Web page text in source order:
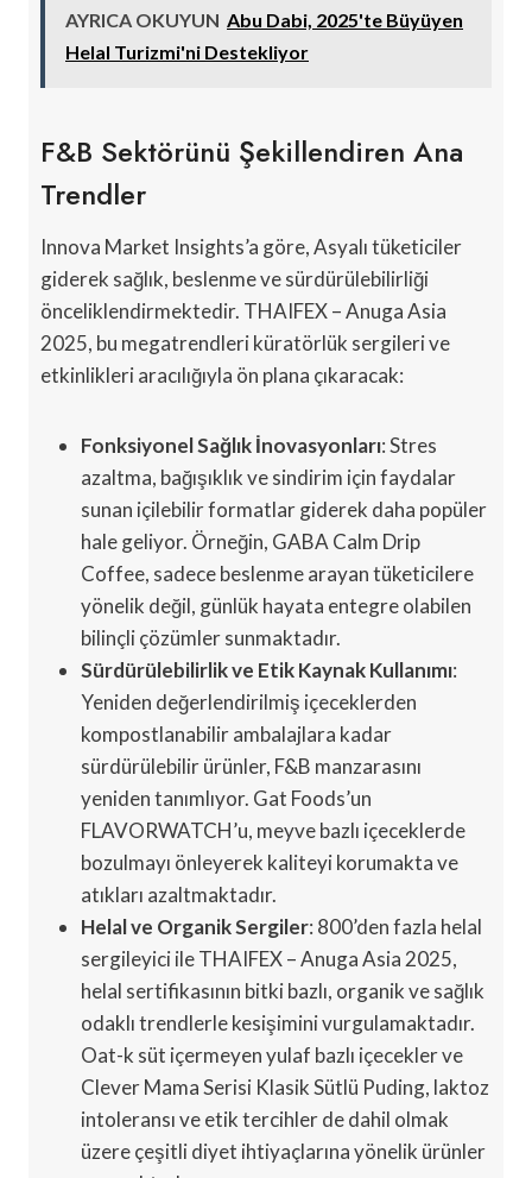
AYRICA OKUYUN Abu Dabi, 2025'te Büyüyen
Helal Turizmi'ni Destekliyor
F&B Sektörünü Şekillendiren Ana
Trendler
Innova Market Insights’a göre, Asyalı tüketiciler
giderek sağlık, beslenme ve sürdürülebilirliği
önceliklendirmektedir. THAIFEX – Anuga Asia
2025, bu megatrendleri küratörlük sergileri ve
etkinlikleri aracılığıyla ön plana çıkaracak:
Fonksiyonel Sağlık İnovasyonları: Stres
azaltma, bağışıklık ve sindirim için faydalar
sunan içilebilir formatlar giderek daha popüler
hale geliyor. Örneğin, GABA Calm Drip
Coffee, sadece beslenme arayan tüketicilere
yönelik değil, günlük hayata entegre olabilen
bilinçli çözümler sunmaktadır.
Sürdürülebilirlik ve Etik Kaynak Kullanımı:
Yeniden değerlendirilmiş içeceklerden
kompostlanabilir ambalajlara kadar
sürdürülebilir ürünler, F&B manzarasını
yeniden tanımlıyor. Gat Foods’un
FLAVORWATCH’u, meyve bazlı içeceklerde
bozulmayı önleyerek kaliteyi korumakta ve
atıkları azaltmaktadır.
Helal ve Organik Sergiler: 800’den fazla helal
sergileyici ile THAIFEX – Anuga Asia 2025,
helal sertifikasının bitki bazlı, organik ve sağlık
odaklı trendlerle kesişimini vurgulamaktadır.
Oat-k süt içermeyen yulaf bazlı içecekler ve
Clever Mama Serisi Klasik Sütlü Puding, laktoz
intoleransı ve etik tercihler de dahil olmak
üzere çeşitli diyet ihtiyaçlarına yönelik ürünler